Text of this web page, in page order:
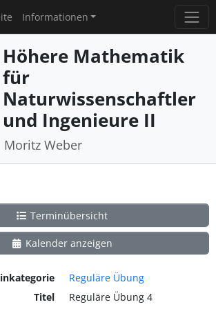
Informationen
Höhere Mathematik
für
Naturwissenschaftler
und Ingenieure II
Moritz Weber
Terminübersicht
Kalender anzeigen
Reguläre Übung
Titel
Reguläre Übung 4